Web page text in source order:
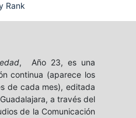
, Año 23, es una
continua (aparece los
de cada mes), editada
a través del
de la Comunicación